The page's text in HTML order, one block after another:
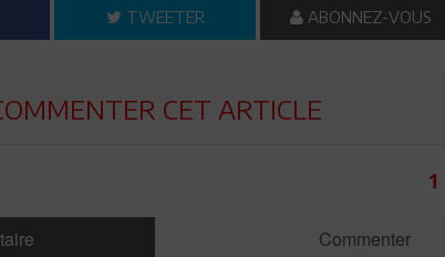
TWEETER ABONNEZ-VOUS
CET ARTICLE
1
Commenter